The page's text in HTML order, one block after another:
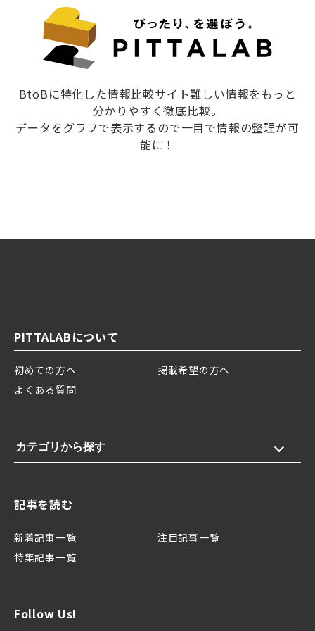
BtoBに特化した情報比較サイト難しい情報をもっと
分かりやすく徹底比較。
データをグラフで表示するので一目で情報の整理が可
能に！
PITTALABについて
初めての方へ
掲載希望の方へ
よくある質問
カテゴリから探す
記事を読む
新着記事一覧
注目記事一覧
特集記事一覧
Follow Us!